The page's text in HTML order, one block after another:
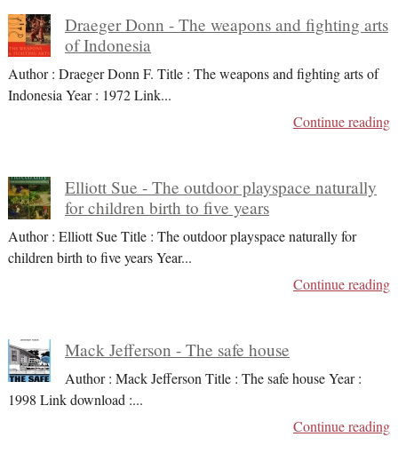
Draeger Donn - The weapons and fighting arts
of Indonesia
Author : Draeger Donn F. Title : The weapons and fighting arts of
Indonesia Year : 1972 Link...
Continue reading
Elliott Sue - The outdoor playspace naturally
for children birth to five years
Author : Elliott Sue Title : The outdoor playspace naturally for
children birth to five years Year...
Continue reading
Mack Jefferson - The safe house
Author : Mack Jefferson Title : The safe house Year :
1998 Link download :...
Continue reading